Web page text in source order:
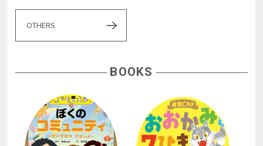
OTHERS
BOOKS